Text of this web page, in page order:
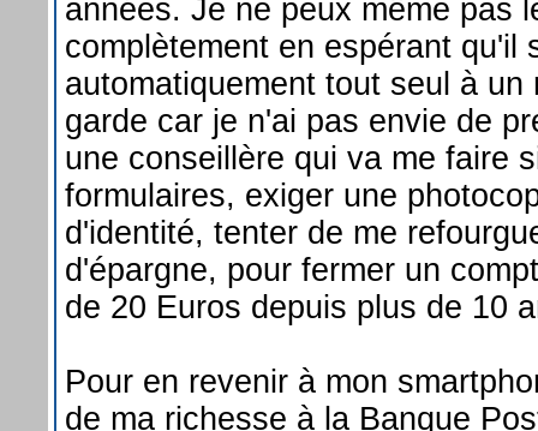
années. Je ne peux même pas
complètement en espérant qu'il
automatiquement tout seul à un
garde car je n'ai pas envie de
une conseillère qui va me faire
formulaires, exiger une
d'identité, tenter de me
d'épargne, pour fermer un
de 20 Euros depuis plus de 10
Pour en revenir à mon
de ma richesse à la Banque